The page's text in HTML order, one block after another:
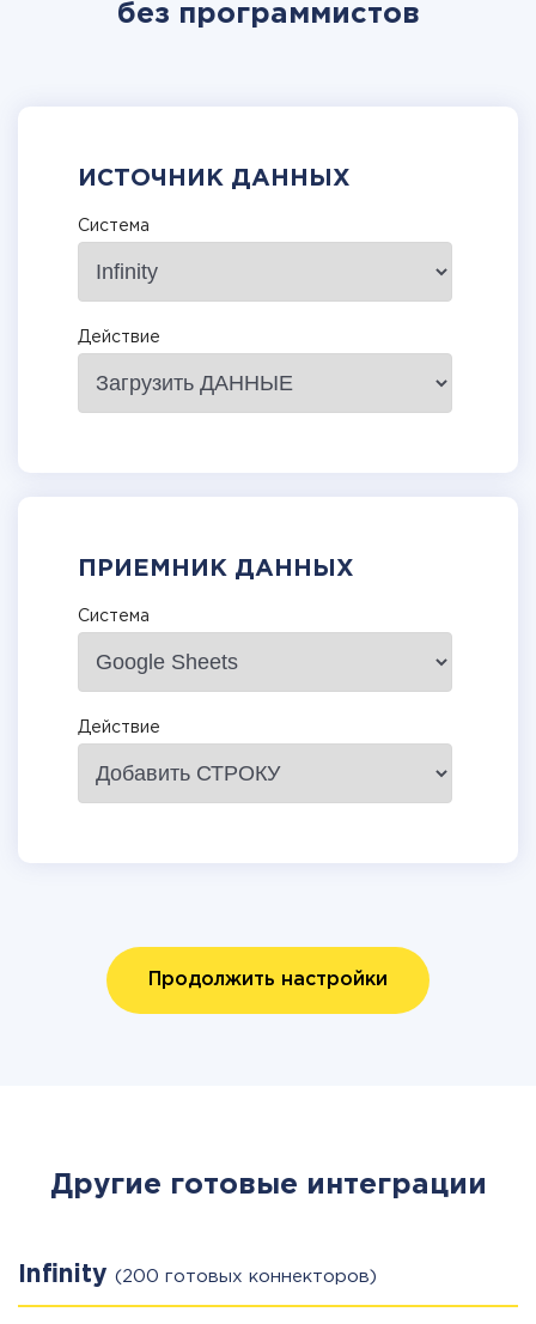
без программистов
ИСТОЧНИК ДАННЫХ
Система
Действие
ПРИЕМНИК ДАННЫХ
Система
Действие
Продолжить настройки
Другие готовые интеграции
Infinity (200 готовых коннекторов)